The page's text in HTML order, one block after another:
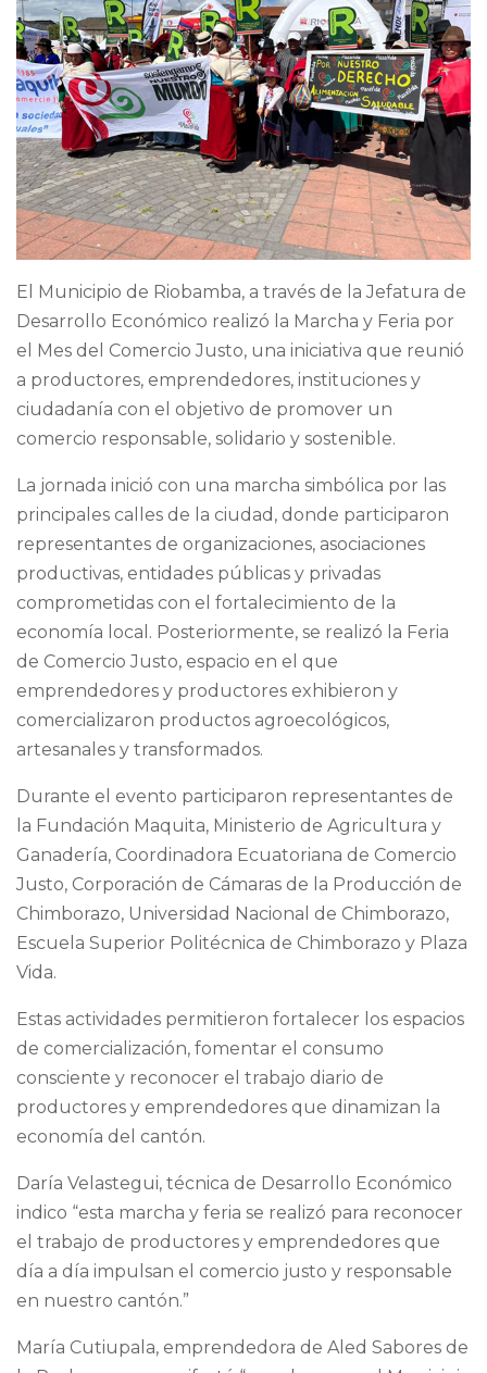
El Municipio de Riobamba, a través de la Jefatura de
Desarrollo Económico realizó la Marcha y Feria por
el Mes del Comercio Justo, una iniciativa que reunió
a productores, emprendedores, instituciones y
ciudadanía con el objetivo de promover un
comercio responsable, solidario y sostenible.
La jornada inició con una marcha simbólica por las
principales calles de la ciudad, donde participaron
representantes de organizaciones, asociaciones
productivas, entidades públicas y privadas
comprometidas con el fortalecimiento de la
economía local. Posteriormente, se realizó la Feria
de Comercio Justo, espacio en el que
emprendedores y productores exhibieron y
comercializaron productos agroecológicos,
artesanales y transformados.
Durante el evento participaron representantes de
la Fundación Maquita, Ministerio de Agricultura y
Ganadería, Coordinadora Ecuatoriana de Comercio
Justo, Corporación de Cámaras de la Producción de
Chimborazo, Universidad Nacional de Chimborazo,
Escuela Superior Politécnica de Chimborazo y Plaza
Vida.
Estas actividades permitieron fortalecer los espacios
de comercialización, fomentar el consumo
consciente y reconocer el trabajo diario de
productores y emprendedores que dinamizan la
economía del cantón.
Daría Velastegui, técnica de Desarrollo Económico
indico “esta marcha y feria se realizó para reconocer
el trabajo de productores y emprendedores que
día a día impulsan el comercio justo y responsable
en nuestro cantón.”
María Cutiupala, emprendedora de Aled Sabores de